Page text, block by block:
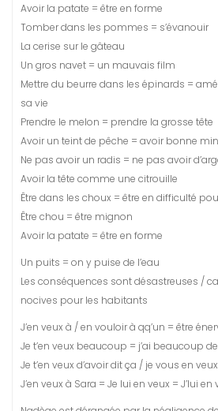
Avoir la patate = être en forme
Tomber dans les pommes = s’évanouir
La cerise sur le gâteau
Un gros navet = un mauvais film
Mettre du beurre dans les épinards =
sa vie
Prendre le melon = prendre la grosse tête
Avoir un teint de pêche = avoir bonne
Ne pas avoir un radis = ne pas avoir
Avoir la tête comme une citrouille
Être dans les choux = être en difficulté
Être chou = être mignon
Avoir la patate = être en forme
Un puits = on y puise de l’eau
Les conséquences sont désastreuses /
nocives pour les habitants
J’en veux à / en vouloir à qq’un = être
Je t’en veux beaucoup = j’ai beaucoup
Je t’en veux d’avoir dit ça / je vous en
J’en veux à Sara = Je lui en veux = J’lui en